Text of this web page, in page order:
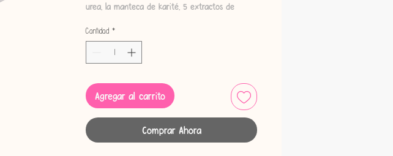
urea, la manteca de karité, 5 extractos de
caracol, el hialuronato y el colágeno trabajan en
conjunto para reducir el agrietamiento y la
aspereza de la piel y dejar tus pies hidratados,
Cantidad *
Agregar al carrito
Comprar Ahora